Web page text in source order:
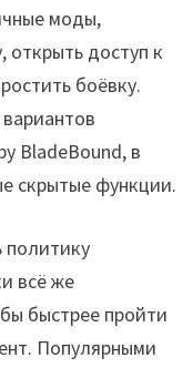
моды,
открыть доступ к
боёвку.
BladeBound, в
скрытые функции.
политику
всё же
быстрее пройти
Популярными